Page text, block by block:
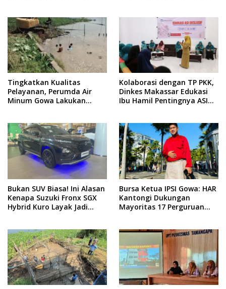
Tingkatkan Kualitas
Pelayanan, Perumda Air
Minum Gowa Lakukan
Kolaborasi dengan TP PKK,
Dinkes Makassar Edukasi
Ibu Hamil Pentingnya ASI
Bukan SUV Biasa! Ini Alasan
Kenapa Suzuki Fronx SGX
Hybrid Kuro Layak Jadi
Bursa Ketua IPSI Gowa: HAR
Kantongi Dukungan
Mayoritas 17 Perguruan